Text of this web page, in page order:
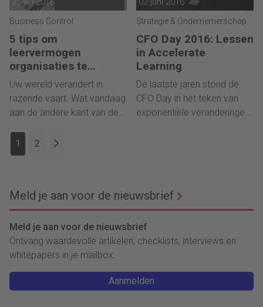
praktijk", zegt Melle
Eijckelhoff, directeur bij Alex
manier willen wij finance
professionals voorzien in
kennis, netwerk en carrière."
Business Control
5 tips om
leervermogen
organisaties te
vergroten
Uw wereld verandert in
razende vaart. Wat vandaag
aan de andere kant van de
morgen het faillissement
van uw organisatie
vertienvoudigen. Hoe kunt u
sneller leren van de
buitenwereld en de eigen
organisatie? Ontdek met
deze 5 tips hoe u als
organisatie kunt ontsluiten.
Strategie & Ondernemerschap
CFO Day 2016: Lessen
in Accelerate
Learning
De laatste jaren stond de
CFO Day in het teken van
exponentiële veranderingen
steeds aanpassen aan die
veranderende buitenwereld
en de continuïteit van de
organisatie waarborgen en
organisatie beheersbaar te
1 2
Meld je aan voor de nieuwsbrief
Meld je aan voor de nieuwsbrief
Ontvang waardevolle artikelen, checklists, interviews en
whitepapers in je mailbox.
Aanmelden